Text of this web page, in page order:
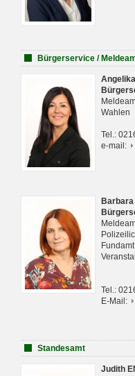
Bürgerservice /
Wahlen
Tel.:
e-mail:
Tel.:
E-Mail:
Standesamt
Judith